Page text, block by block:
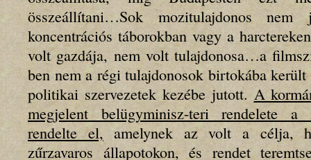
összeállítani…Sok mozitulajdonos
koncentrációs táborokban vagy a
volt gazdája, nem volt tulajdonosa…a
ben nem a régi tulajdonosok birtokába
politikai szervezetek kezébe jutott. A
megjelent belügyminisz-teri rendelete a
rendelte el, amelynek az volt a célja,
zűrzavaros állapotokon, és rendet